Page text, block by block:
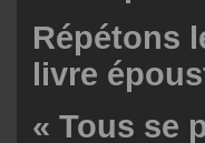
Répétons
livre
« Tous se